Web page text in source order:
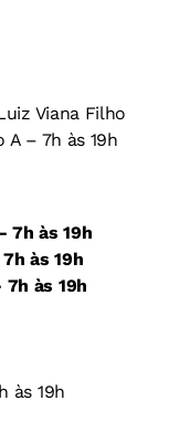
Viana Filho
– 7h às 19h
7h às 19h
7h às 19h
7h às 19h
às 19h